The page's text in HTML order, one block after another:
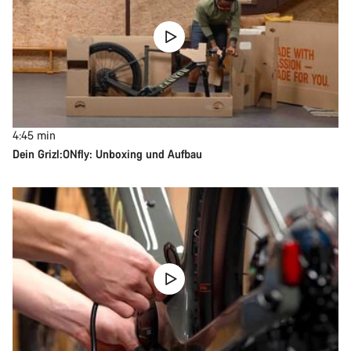
4:45 min
Dein Grizl:ONfly: Unboxing und Aufbau